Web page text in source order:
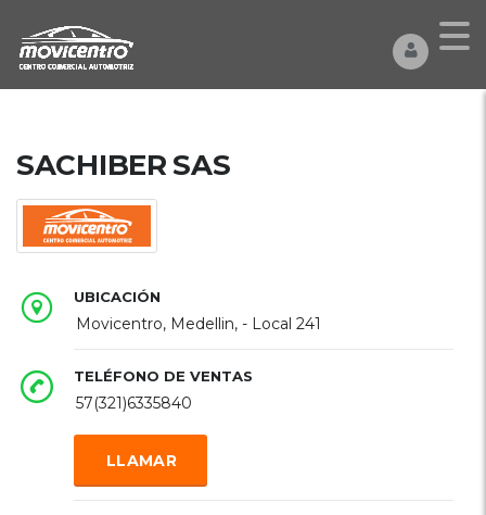
SACHIBER SAS
UBICACIÓN
Movicentro, Medellin, - Local 241
TELÉFONO DE VENTAS
57(321)6335840
LLAMAR